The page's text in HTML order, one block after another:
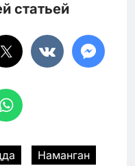
статьей
Наманган